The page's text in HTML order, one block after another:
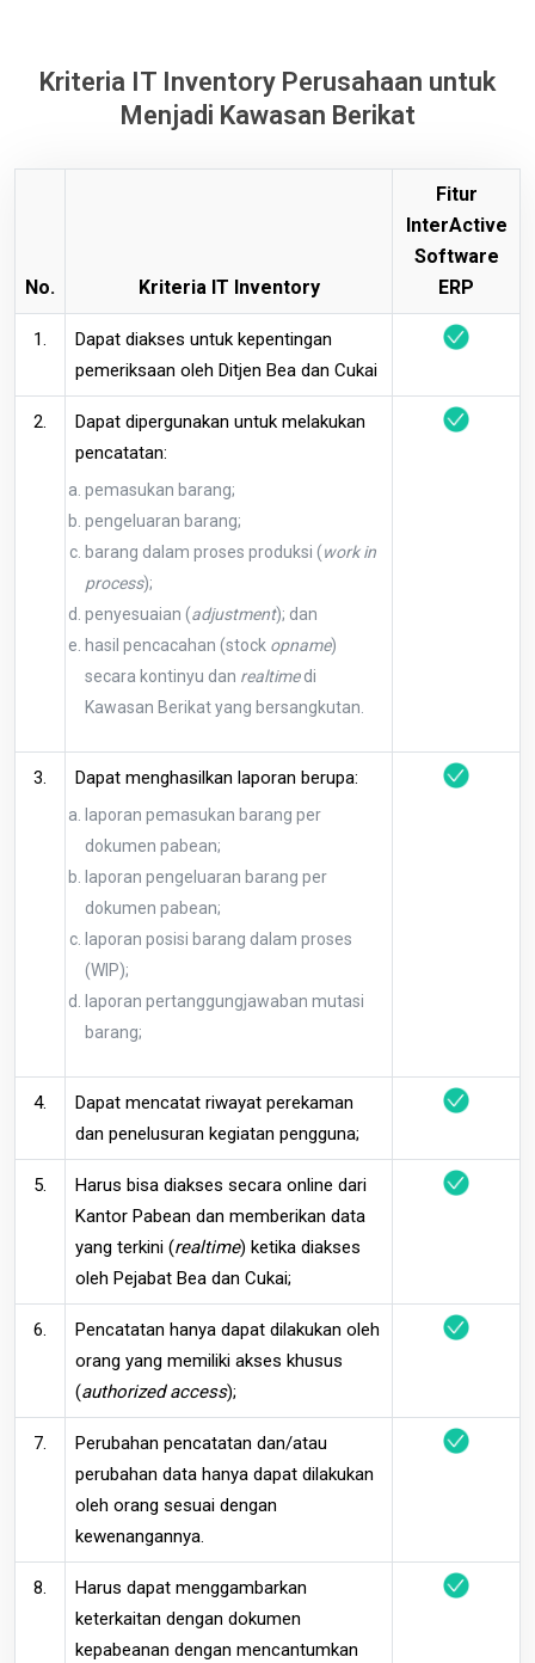
Kriteria IT Inventory Perusahaan untuk
Menjadi Kawasan Berikat
No. Kriteria IT Inventory
Fitur
InterActive
Software
ERP
1.
Dapat diakses untuk kepentingan
pemeriksaan oleh Ditjen Bea dan Cukai
2.
Dapat dipergunakan untuk melakukan
pencatatan:
pemasukan barang;
pengeluaran barang;
barang dalam proses produksi (work in
process);
penyesuaian (adjustment); dan
hasil pencacahan (stock opname)
secara kontinyu dan realtimedi
Kawasan Berikat yang bersangkutan.
3. Dapat menghasilkan laporan berupa:
laporan pemasukan barang per
dokumen pabean;
laporan pengeluaran barang per
dokumen pabean;
laporan posisi barang dalam proses
(WIP);
laporan pertanggungjawaban mutasi
barang;
4.
Dapat mencatat riwayat perekaman
dan penelusuran kegiatan pengguna;
5.
Harus bisa diakses secara online dari
Kantor Pabean dan memberikan data
yang terkini (realtime) ketika diakses
oleh Pejabat Bea dan Cukai;
6.
Pencatatan hanya dapat dilakukan oleh
orang yang memiliki akses khusus
(authorized access);
7.
Perubahan pencatatan dan/atau
perubahan data hanya dapat dilakukan
oleh orang sesuai dengan
kewenangannya.
8.
Harus dapat menggambarkan
keterkaitan dengan dokumen
kepabeanan dengan mencantumkan